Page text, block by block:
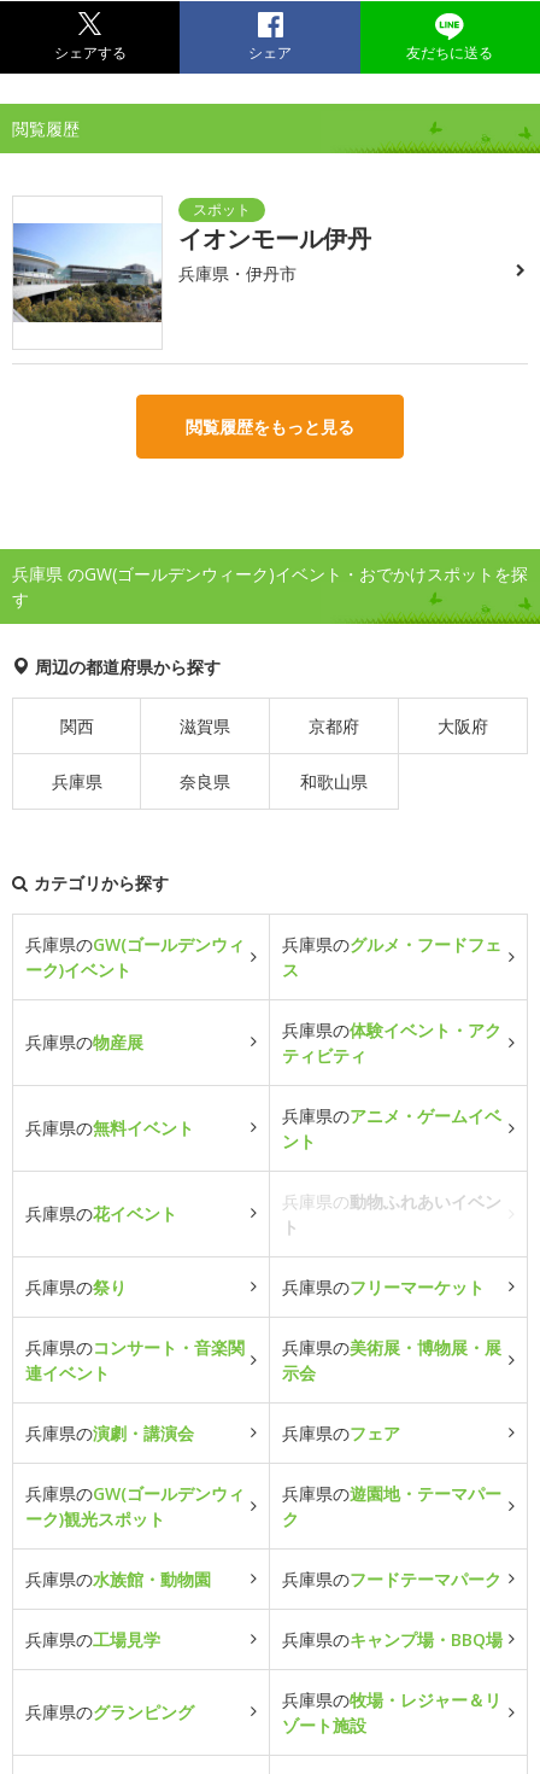
シェアする シェア 友だちに送る
閲覧履歴
イオンモール伊丹
兵庫県・伊丹市
閲覧履歴をもっと見る
兵庫県 のGW(ゴールデンウィーク)イベント・おでかけスポットを探
す
周辺の都道府県から探す
関西 滋賀県 京都府 大阪府
兵庫県 奈良県 和歌山県
カテゴリから探す
兵庫県のGW(ゴールデンウィ
ーク)イベント
兵庫県のグルメ・フードフェ
ス
兵庫県の物産展
兵庫県の体験イベント・アク
ティビティ
兵庫県の無料イベント
兵庫県のアニメ・ゲームイベ
ント
兵庫県の花イベント
兵庫県の動物ふれあいイベン
ト
兵庫県の祭り 兵庫県のフリーマーケット
兵庫県のコンサート・音楽関
連イベント
兵庫県の美術展・博物展・展
示会
兵庫県の演劇・講演会 兵庫県のフェア
兵庫県のGW(ゴールデンウィ
ーク)観光スポット
兵庫県の遊園地・テーマパー
ク
兵庫県の水族館・動物園 兵庫県のフードテーマパーク
兵庫県の工場見学 兵庫県のキャンプ場・BBQ場
兵庫県のグランピング
兵庫県の牧場・レジャー＆リ
ゾート施設